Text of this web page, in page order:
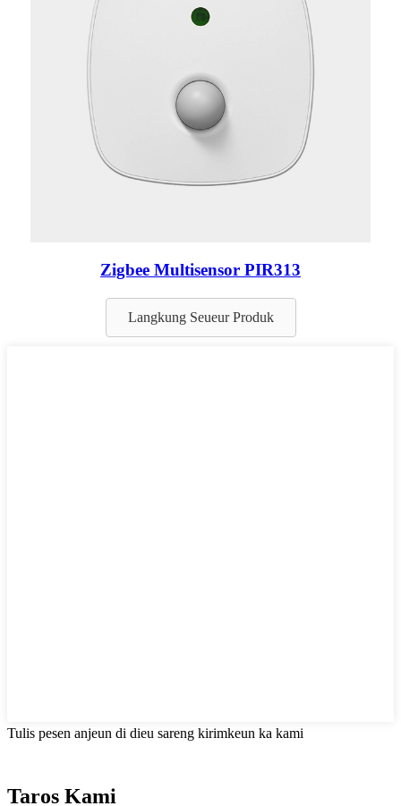
Zigbee Multisensor PIR313
Langkung Seueur Produk
Tulis pesen anjeun di dieu sareng kirimkeun ka kami
Taros Kami